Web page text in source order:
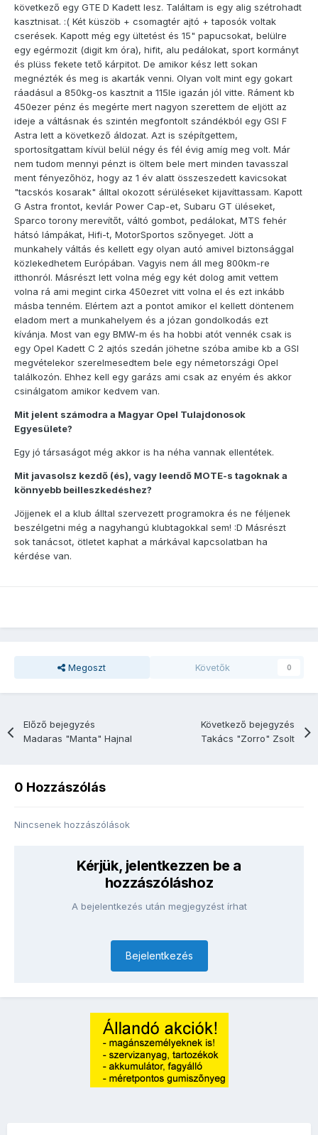
következő egy GTE D Kadett lesz. Találtam is egy alig szétrohadt
kasztnisat. :( Két küszöb + csomagtér ajtó + taposók voltak
cserések. Kapott még egy ültetést és 15" papucsokat, belülre
egy egérmozit (digit km óra), hifit, alu pedálokat, sport kormányt
és plüss fekete tető kárpitot. De amikor kész lett sokan
megnézték és meg is akarták venni. Olyan volt mint egy gokart
ráadásul a 850kg-os kasztnit a 115le igazán jól vitte. Ráment kb
450ezer pénz és megérte mert nagyon szerettem de eljött az
ideje a váltásnak és szintén megfontolt szándékból egy GSI F
Astra lett a következő áldozat. Azt is szépítgettem,
sportosítgattam kívül belül négy és fél évig amíg meg volt. Már
nem tudom mennyi pénzt is öltem bele mert minden tavasszal
ment fényezőhöz, hogy az 1 év alatt összeszedett kavicsokat
"tacskós kosarak" álltal okozott sérüléseket kijavíttassam. Kapott
G Astra frontot, kevlár Power Cap-et, Subaru GT üléseket,
Sparco torony merevítőt, váltó gombot, pedálokat, MTS fehér
hátsó lámpákat, Hifi-t, MotorSportos szőnyeget. Jött a
munkahely váltás és kellett egy olyan autó amivel biztonsággal
közlekedhetem Európában. Vagyis nem áll meg 800km-re
itthonról. Másrészt lett volna még egy két dolog amit vettem
volna rá ami megint cirka 450ezret vitt volna el és ezt inkább
másba tenném. Elértem azt a pontot amikor el kellett döntenem
eladom mert a munkahelyem és a józan gondolkodás ezt
kívánja. Most van egy BMW-m és ha hobbi atót vennék csak is
egy Opel Kadett C 2 ajtós szedán jöhetne szóba amibe kb a GSI
megvételekor szerelmesedtem bele egy németországi Opel
találkozón. Ehhez kell egy garázs ami csak az enyém és akkor
csinálgatom amikor kedvem van.
Mit jelent számodra a Magyar Opel Tulajdonosok
Egyesülete?
Egy jó társaságot még akkor is ha néha vannak ellentétek.
Mit javasolsz kezdő (és), vagy leendő MOTE-s tagoknak a
könnyebb beilleszkedéshez?
Jöjjenek el a klub álltal szervezett programokra és ne féljenek
beszélgetni még a nagyhangú klubtagokkal sem! :D Másrészt
sok tanácsot, ötletet kaphat a márkával kapcsolatban ha
kérdése van.
Megoszt Követők 0
Előző bejegyzés
Madaras "Manta" Hajnal
Következő bejegyzés
Takács "Zorro" Zsolt
0 Hozzászólás
Nincsenek hozzászólások
Kérjük, jelentkezzen be a
hozzászóláshoz
A bejelentkezés után megjegyzést írhat
Bejelentkezés